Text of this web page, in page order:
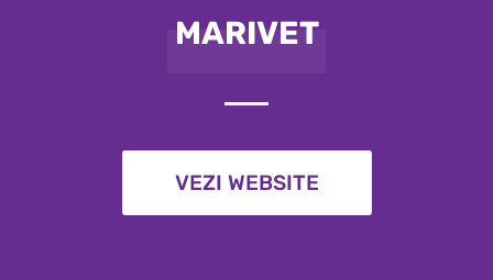
MARIVET
VEZI WEBSITE